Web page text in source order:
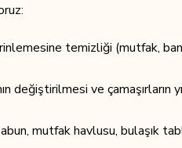
temizliği (mutfak,
değiştirilmesi ve çamaşırların
mutfak havlusu, bulaşık